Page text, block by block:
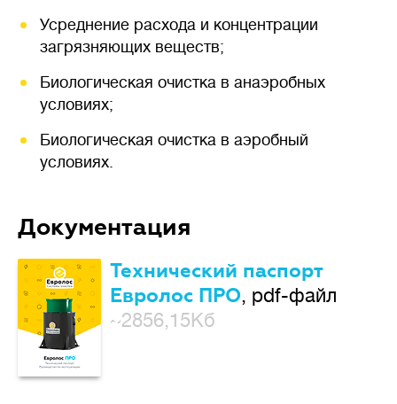
Усреднение расхода и концентрации
загрязняющих веществ;
Биологическая очистка в анаэробных
условиях;
Биологическая очистка в аэробный
условиях.
Документация
Технический паспорт
Евролос ПРО, pdf-файл
~2856,15Кб